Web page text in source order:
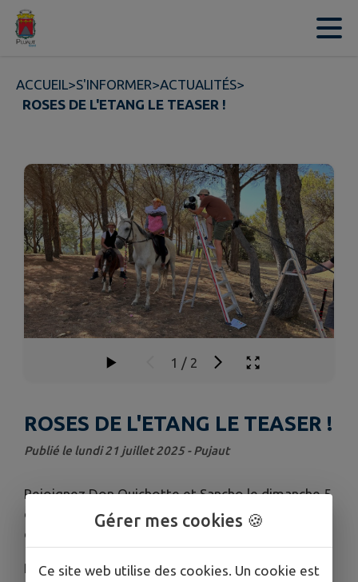
Contenu
ACCUEIL>S'INFORMER>ACTUALITÉS>
ROSES DE L'ETANG LE TEASER !
1 / 2
ROSES DE L'ETANG LE TEASER !
Publié le lundi 21 juillet 2025 - Pujaut
Rejoignez Don Quichotte et Sancho le dimanche 5
octobre dans le combat des Roses de l'Etang
contre le cancer.
RDV le dimanche 5 octobre !
Gérer mes cookies 🍪
Ce site web utilise des cookies. Un cookie est